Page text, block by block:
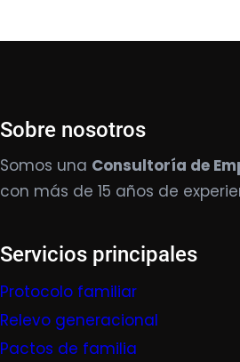
Sobre nosotros
Somos una Consultoría de
con más de 15 años de
Servicios principales
Protocolo familiar
Relevo generacional
Pactos de familia